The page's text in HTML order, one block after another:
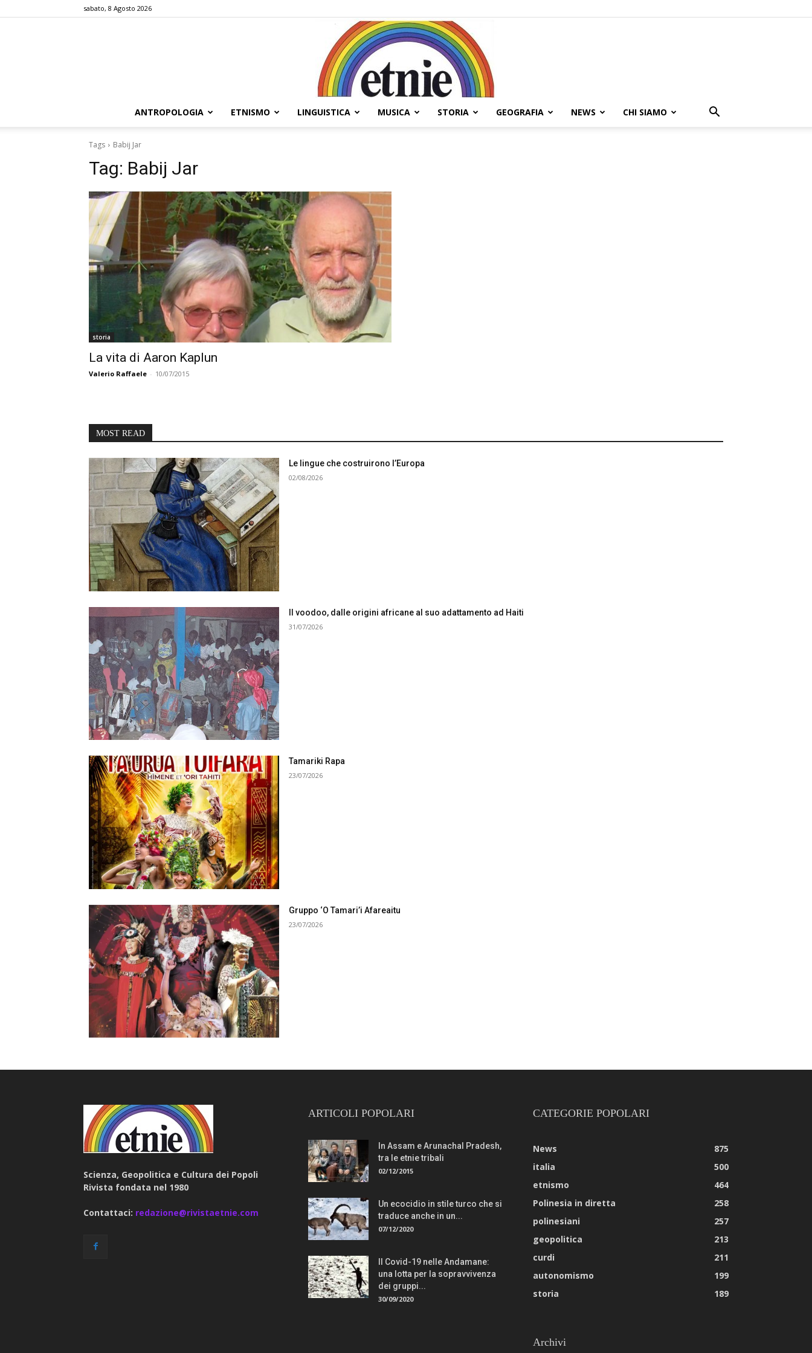
sabato, 8 Agosto 2026
ANTROPOLOGIA ETNISMO LINGUISTICA MUSICA STORIA GEOGRAFIA NEWS CHI SIAMO
Tags Babij Jar
Tag: Babij Jar
storia
La vita di Aaron Kaplun
Valerio Raffaele - 10/07/2015
MOST READ
Le lingue che costruirono l’Europa
02/08/2026
Il voodoo, dalle origini africane al suo adattamento ad Haiti
31/07/2026
Tamariki Rapa
23/07/2026
Gruppo ‘O Tamari’i Afareaitu
23/07/2026
Scienza, Geopolitica e Cultura dei Popoli
Rivista fondata nel 1980
Contattaci: redazione@rivistaetnie.com
ARTICOLI POPOLARI
In Assam e Arunachal Pradesh,
tra le etnie tribali
02/12/2015
Un ecocidio in stile turco che si
traduce anche in un...
07/12/2020
Il Covid-19 nelle Andamane:
una lotta per la sopravvivenza
dei gruppi...
30/09/2020
CATEGORIE POPOLARI
News
875
italia
500
etnismo
464
Polinesia in diretta
258
polinesiani
257
geopolitica
213
curdi
211
autonomismo
199
storia
189
Archivi